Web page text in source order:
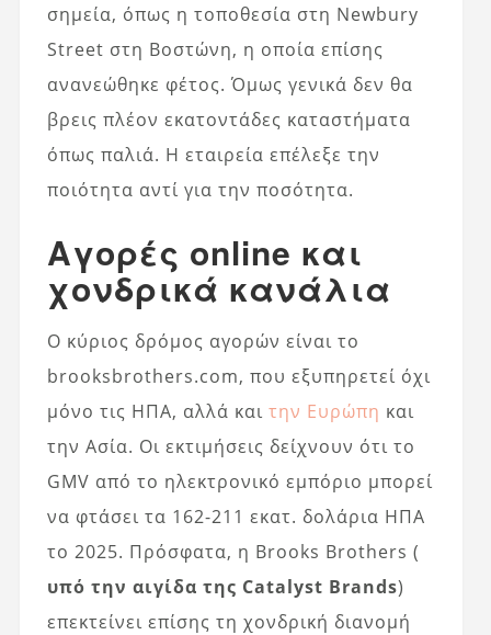
σημεία, όπως η τοποθεσία στη Newbury
Street στη Βοστώνη, η οποία επίσης
ανανεώθηκε φέτος. Όμως γενικά δεν θα
βρεις πλέον εκατοντάδες καταστήματα
όπως παλιά. Η εταιρεία επέλεξε την
ποιότητα αντί για την ποσότητα.
Αγορές online και
χονδρικά κανάλια
Ο κύριος δρόμος αγορών είναι το
brooksbrothers.com, που εξυπηρετεί όχι
μόνο τις ΗΠΑ, αλλά και την Ευρώπη και
την Ασία. Οι εκτιμήσεις δείχνουν ότι το
GMV από το ηλεκτρονικό εμπόριο μπορεί
να φτάσει τα 162-211 εκατ. δολάρια ΗΠΑ
το 2025. Πρόσφατα, η Brooks Brothers (
υπό την αιγίδα της Catalyst Brands)
επεκτείνει επίσης τη χονδρική διανομή